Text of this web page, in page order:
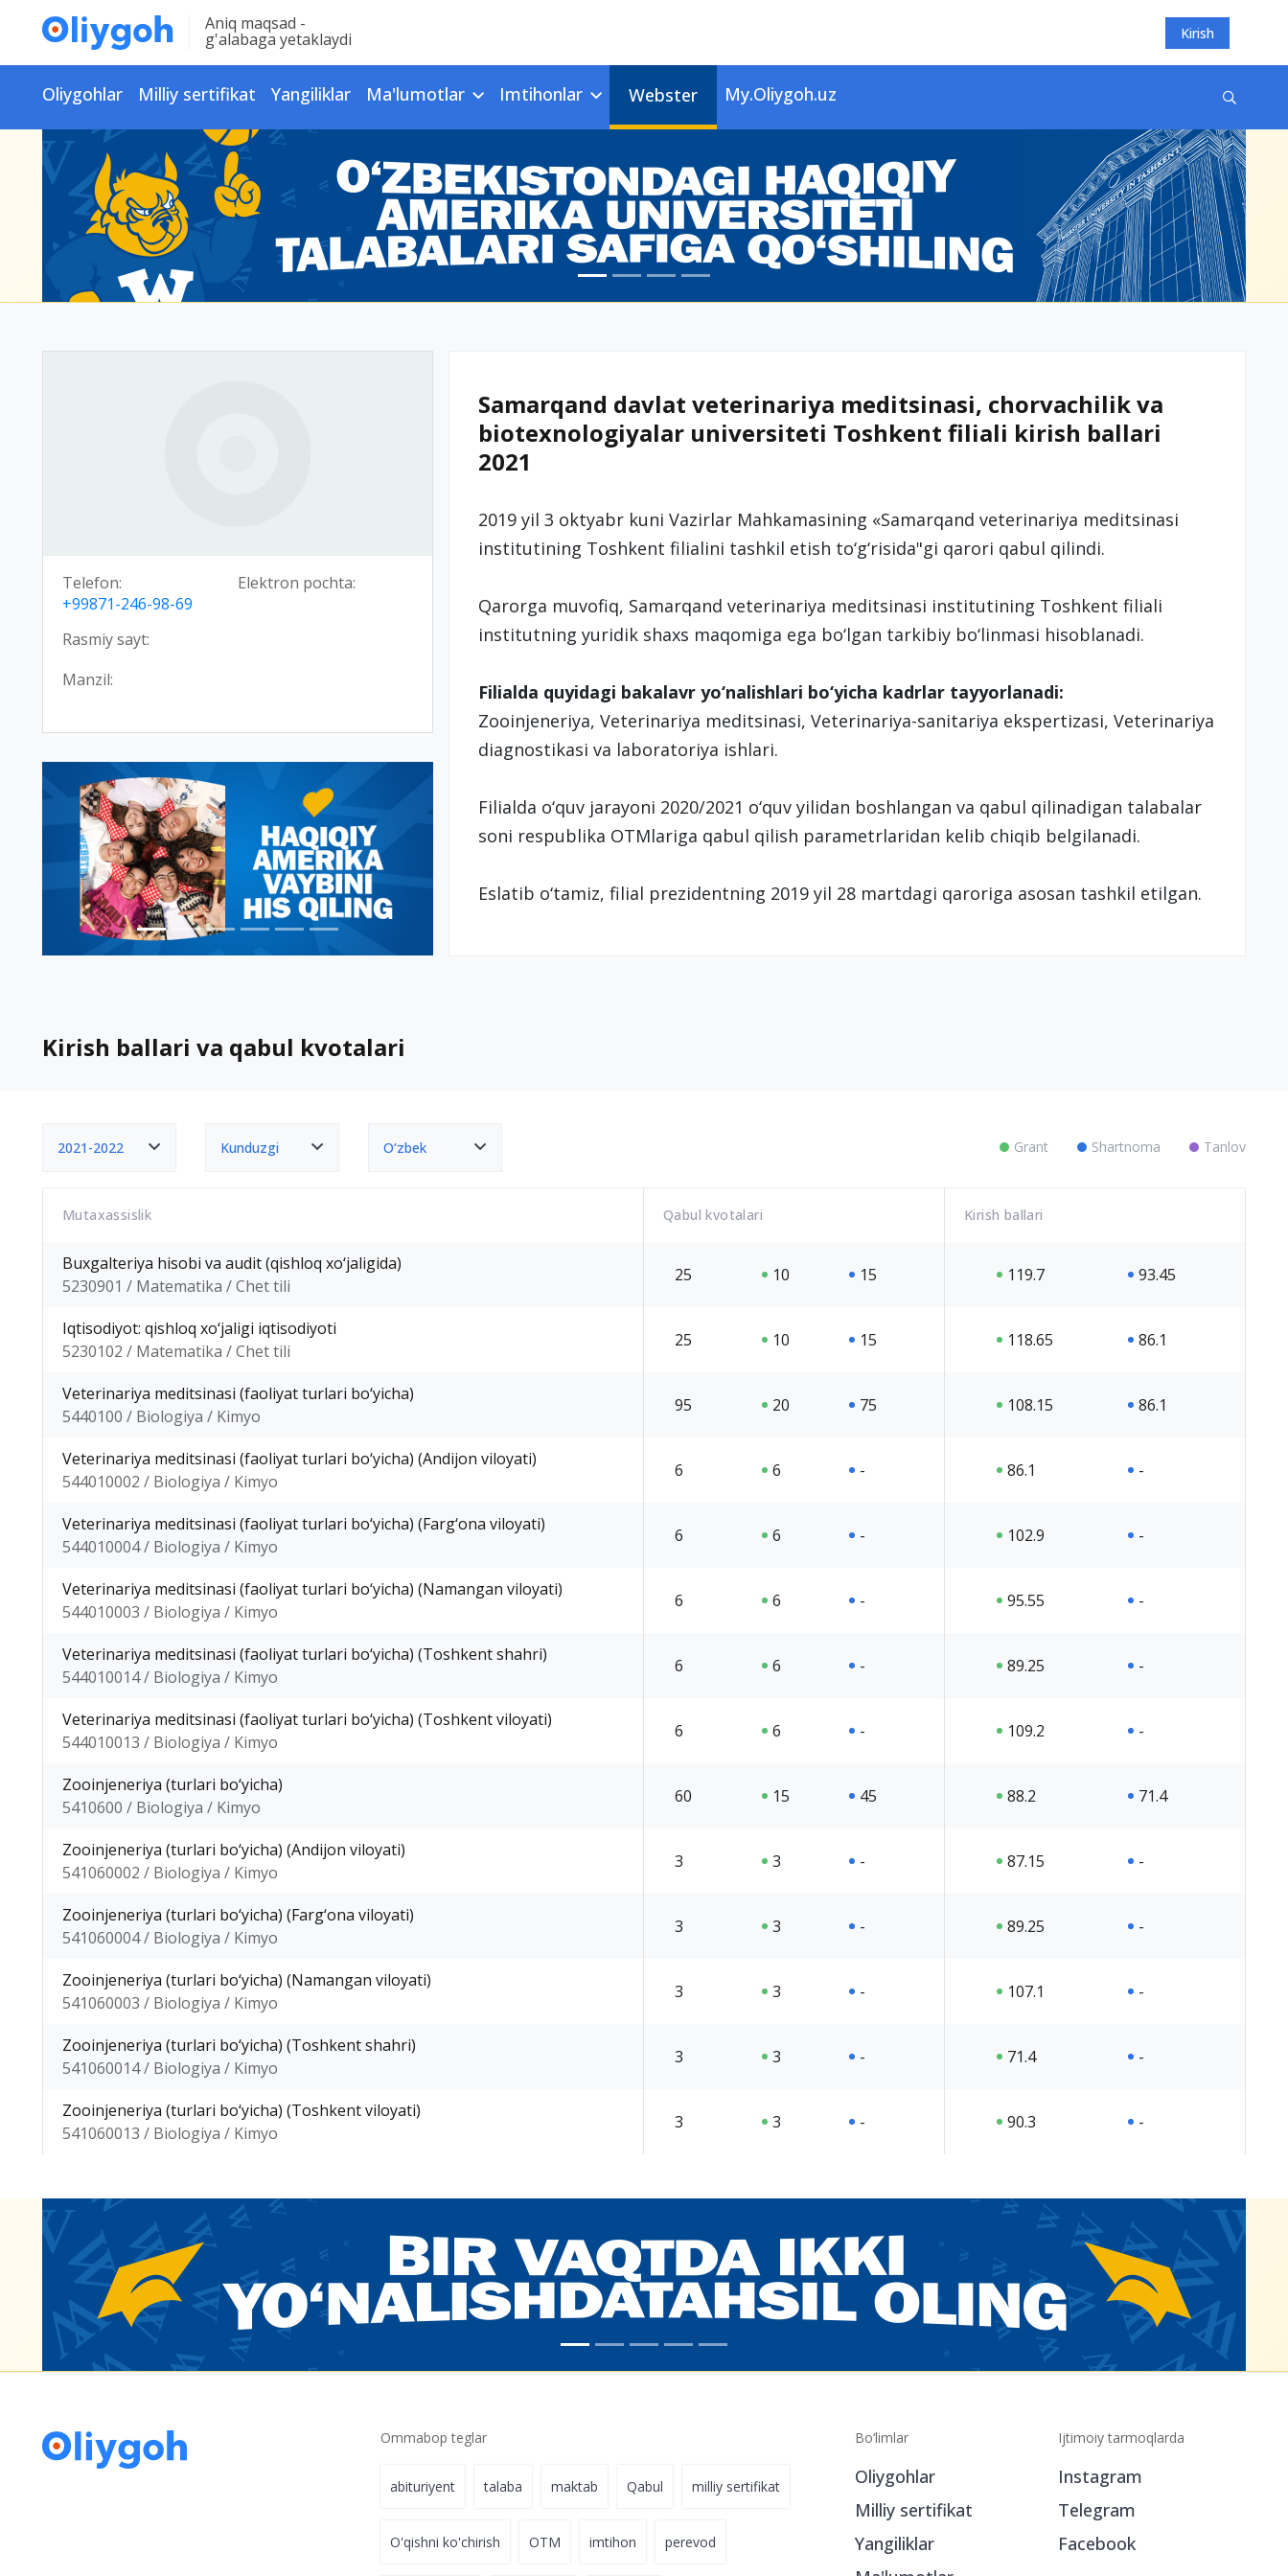
Aniq maqsad -
g'alabaga yetaklaydi Kirish
Oliygohlar Milliy sertifikat Yangiliklar Ma'lumotlar Imtihonlar Webster My.Oliygoh.uz
Telefon:
+99871-246-98-69
Elektron pochta:
Rasmiy sayt:
Manzil:
Samarqand davlat veterinariya meditsinasi, chorvachilik va
biotexnologiyalar universiteti Toshkent filiali kirish ballari
2021
2019 yil 3 oktyabr kuni Vazirlar Mahkamasining «Samarqand veterinariya meditsinasi
institutining Toshkent filialini tashkil etish to‘g‘risida"gi qarori qabul qilindi.
Qarorga muvofiq, Samarqand veterinariya meditsinasi institutining Toshkent filiali
institutning yuridik shaxs maqomiga ega bo‘lgan tarkibiy bo‘linmasi hisoblanadi.
Filialda quyidagi bakalavr yo‘nalishlari bo‘yicha kadrlar tayyorlanadi:
Zooinjeneriya, Veterinariya meditsinasi, Veterinariya-sanitariya ekspertizasi, Veterinariya
diagnostikasi va laboratoriya ishlari.
Filialda o‘quv jarayoni 2020/2021 o‘quv yilidan boshlangan va qabul qilinadigan talabalar
soni respublika OTMlariga qabul qilish parametrlaridan kelib chiqib belgilanadi.
Eslatib o‘tamiz, filial prezidentning 2019 yil 28 martdagi qaroriga asosan tashkil etilgan.
Kirish ballari va qabul kvotalari
2021-2022 Kunduzgi O‘zbek Grant Shartnoma Tanlov
Mutaxassislik Qabul kvotalari Kirish ballari
Buxgalteriya hisobi va audit (qishloq xo‘jaligida)
5230901 / Matematika / Chet tili
25 10 15 119.7 93.45
Iqtisodiyot: qishloq xo‘jaligi iqtisodiyoti
5230102 / Matematika / Chet tili
25 10 15 118.65 86.1
Veterinariya meditsinasi (faoliyat turlari bo‘yicha)
5440100 / Biologiya / Kimyo
95 20 75 108.15 86.1
Veterinariya meditsinasi (faoliyat turlari bo‘yicha) (Andijon viloyati)
544010002 / Biologiya / Kimyo
6 6 - 86.1 -
Veterinariya meditsinasi (faoliyat turlari bo‘yicha) (Farg‘ona viloyati)
544010004 / Biologiya / Kimyo
6 6 - 102.9 -
Veterinariya meditsinasi (faoliyat turlari bo‘yicha) (Namangan viloyati)
544010003 / Biologiya / Kimyo
6 6 - 95.55 -
Veterinariya meditsinasi (faoliyat turlari bo‘yicha) (Toshkent shahri)
544010014 / Biologiya / Kimyo
6 6 - 89.25 -
Veterinariya meditsinasi (faoliyat turlari bo‘yicha) (Toshkent viloyati)
544010013 / Biologiya / Kimyo
6 6 - 109.2 -
Zooinjeneriya (turlari bo‘yicha)
5410600 / Biologiya / Kimyo
60 15 45 88.2 71.4
Zooinjeneriya (turlari bo‘yicha) (Andijon viloyati)
541060002 / Biologiya / Kimyo
3 3 - 87.15 -
Zooinjeneriya (turlari bo‘yicha) (Farg‘ona viloyati)
541060004 / Biologiya / Kimyo
3 3 - 89.25 -
Zooinjeneriya (turlari bo‘yicha) (Namangan viloyati)
541060003 / Biologiya / Kimyo
3 3 - 107.1 -
Zooinjeneriya (turlari bo‘yicha) (Toshkent shahri)
541060014 / Biologiya / Kimyo
3 3 - 71.4 -
Zooinjeneriya (turlari bo‘yicha) (Toshkent viloyati)
541060013 / Biologiya / Kimyo
3 3 - 90.3 -
Ommabop teglar
abituriyent talaba maktab Qabul milliy sertifikat
O'qishni ko'chirish OTM imtihon perevod
Bo‘limlar
Oliygohlar
Milliy sertifikat
Yangiliklar
Ijtimoiy tarmoqlarda
Instagram
Telegram
Facebook